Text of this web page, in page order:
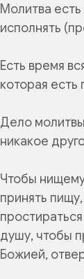
Молитва
исполнять
Есть время
которая
Дело
никакое
Чтобы
принять
душу, чтобы
Божией,